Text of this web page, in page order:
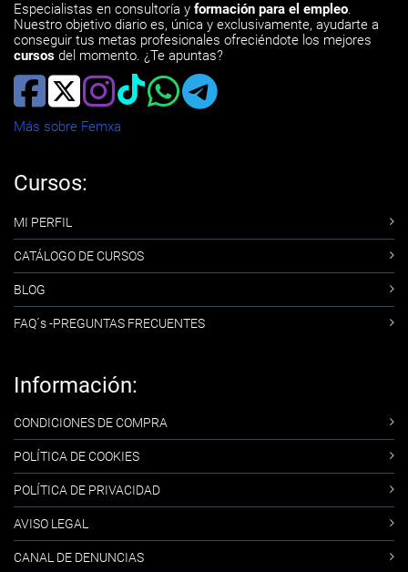
Especialistas en consultoría y formación para el empleo.
Nuestro objetivo diario es, única y exclusivamente, ayudarte a
conseguir tus metas profesionales ofreciéndote los mejores
cursos del momento. ¿Te apuntas?
Más sobre Femxa
Cursos:
MI PERFIL
CATÁLOGO DE CURSOS
BLOG
FAQ´s -PREGUNTAS FRECUENTES
Información:
CONDICIONES DE COMPRA
POLÍTICA DE COOKIES
POLÍTICA DE PRIVACIDAD
AVISO LEGAL
CANAL DE DENUNCIAS